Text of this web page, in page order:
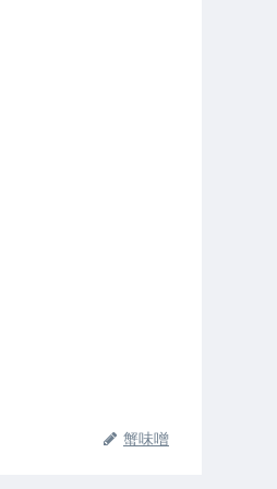
蟹味噌